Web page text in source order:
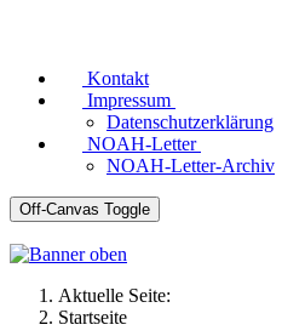
Kontakt
Impressum
Datenschutzerklärung
NOAH-Letter
NOAH-Letter-Archiv
Off-Canvas Toggle
Aktuelle Seite:
Startseite